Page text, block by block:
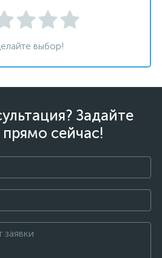
выбор!
Задайте
сейчас!